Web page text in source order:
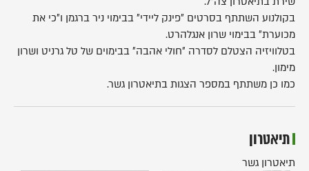
בקולנוע השתתף בסרטים ״פינק ליידי״ בבימוי ניר ברגמן ו״כי את
מכוערת״ בבימוי שרון אנגלהרט.
בטלוויזיה הצטלם לסדרה ״חולי אהבה״ בבימוים של טל גרניט ושרון
מימון.
כמו כן משתתף במספר הצגות בתיאטרון גשר.
תיאטרון
תיאטרון גשר